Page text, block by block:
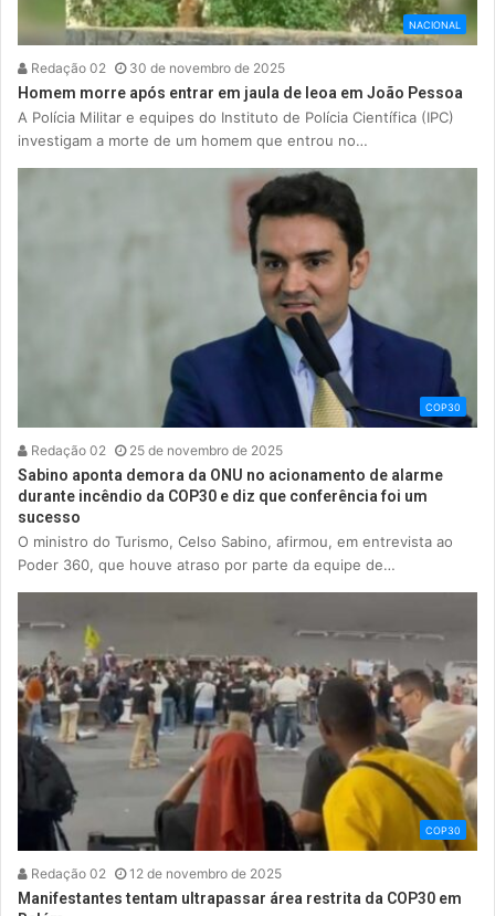
NACIONAL
Redação 02 30 de novembro de 2025
Homem morre após entrar em jaula de leoa em João Pessoa
A Polícia Militar e equipes do Instituto de Polícia Científica (IPC)
investigam a morte de um homem que entrou no…
COP30
Redação 02 25 de novembro de 2025
Sabino aponta demora da ONU no acionamento de alarme
durante incêndio da COP30 e diz que conferência foi um
sucesso
O ministro do Turismo, Celso Sabino, afirmou, em entrevista ao
Poder 360, que houve atraso por parte da equipe de…
COP30
Redação 02 12 de novembro de 2025
Manifestantes tentam ultrapassar área restrita da COP30 em